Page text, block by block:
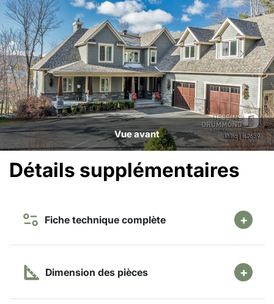
Vue avant
Détails supplémentaires
Fiche technique complète
Dimension des pièces